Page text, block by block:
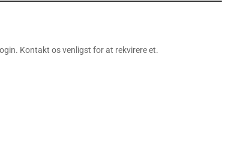
Kontakt os venligst for at rekvirere et.